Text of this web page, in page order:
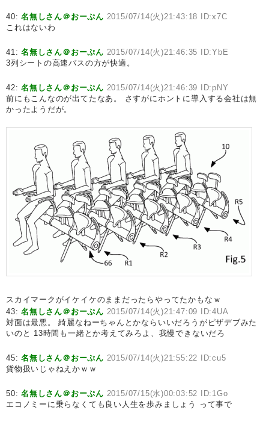
40:名無しさん＠おーぷん 2015/07/14(火)21:43:18 ID:x7C
これはないわ
41:名無しさん＠おーぷん 2015/07/14(火)21:46:35 ID:YbE
3列シートの高速バスの方が快適。
42:名無しさん＠おーぷん 2015/07/14(火)21:46:39 ID:pNY
前にもこんなのが出てたなあ。 さすがにホントに導入する会社は無
かったようだが。
スカイマークがイケイケのままだったらやってたかもなｗ
43:名無しさん＠おーぷん 2015/07/14(火)21:47:09 ID:4UA
対面は最悪。 綺麗なねーちゃんとかならいいだろうがピザデブみた
いのと 13時間も一緒とか考えてみろよ、我慢できないだろ
45:名無しさん＠おーぷん 2015/07/14(火)21:55:22 ID:cu5
貨物扱いじゃねえかｗｗ
50:名無しさん＠おーぷん 2015/07/15(水)00:03:52 ID:1Go
エコノミーに乗らなくても良い人生を歩みましょう って事で